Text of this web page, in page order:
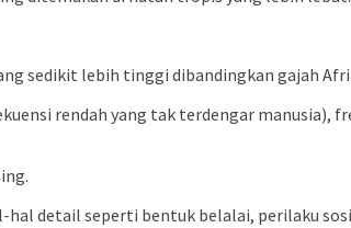
sedikit lebih tinggi dibandingkan gajah
rendah yang tak terdengar
detail seperti bentuk belalai, perilaku